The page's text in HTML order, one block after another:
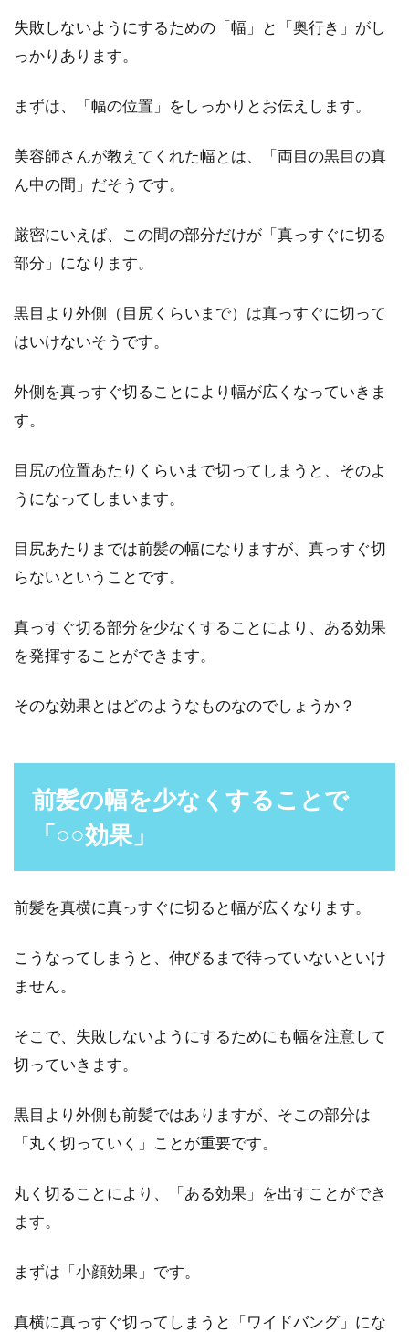
やジェルですが、使い方に気をつけないと頭皮
に良くない、とい...
チをセルフでやってみよう
う人もいます...
日本では、帽子というと日光を遮断してくれた
カバーする髪型はあるの？
じたことがある人はいませんか。また、髪型が
しっくりこな...
者向けの方法をご紹介
髪の毛を自分でカットしたいと思ったことはあ
感度アップ？正しい洗い方
男性って、それだけで好印象に思えることがあ
フケの対策方法をご存知ですか？業
失敗しないようにするための「幅」と「奥行き」がし
っかりあります。
まずは、「幅の位置」をしっかりとお伝えします。
美容師さんが教えてくれた幅とは、「両目の黒目の真
ん中の間」だそうです。
厳密にいえば、この間の部分だけが「真っすぐに切る
部分」になります。
黒目より外側（目尻くらいまで）は真っすぐに切って
はいけないそうです。
外側を真っすぐ切ることにより幅が広くなっていきま
す。
目尻の位置あたりくらいまで切ってしまうと、そのよ
うになってしまいます。
目尻あたりまでは前髪の幅になりますが、真っすぐ切
らないということです。
真っすぐ切る部分を少なくすることにより、ある効果
を発揮することができます。
そのな効果とはどのようなものなのでしょうか？
前髪の幅を少なくすることで
「○○効果」
前髪を真横に真っすぐに切ると幅が広くなります。
こうなってしまうと、伸びるまで待っていないといけ
ません。
そこで、失敗しないようにするためにも幅を注意して
切っていきます。
黒目より外側も前髪ではありますが、そこの部分は
「丸く切っていく」ことが重要です。
丸く切ることにより、「ある効果」を出すことができ
ます。
まずは「小顔効果」です。
真横に真っすぐ切ってしまうと「ワイドバング」にな